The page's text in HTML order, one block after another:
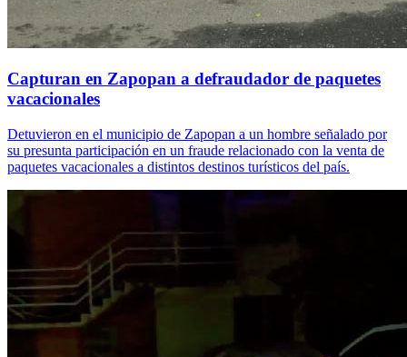
Capturan en Zapopan a defraudador de paquetes
vacacionales
Detuvieron en el municipio de Zapopan a un hombre señalado por
su presunta participación en un fraude relacionado con la venta de
paquetes vacacionales a distintos destinos turísticos del país.